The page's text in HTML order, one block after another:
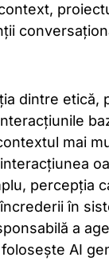
dintre
mai
percepția
în
a
AI